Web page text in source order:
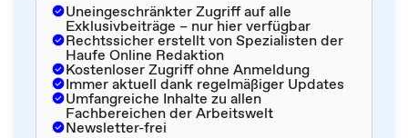
Uneingeschränkter Zugriff auf alle
Exklusivbeiträge – nur hier verfügbar
Rechtssicher erstellt von Spezialisten der
Haufe Online Redaktion
Kostenloser Zugriff ohne Anmeldung
Immer aktuell dank regelmäßiger Updates
Umfangreiche Inhalte zu allen
Fachbereichen der Arbeitswelt
Newsletter-frei